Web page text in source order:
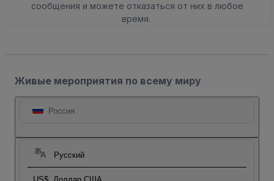
сообщения и можете отказаться от них в любое
время.
Живые мероприятия по всему миру
Россия
Русский